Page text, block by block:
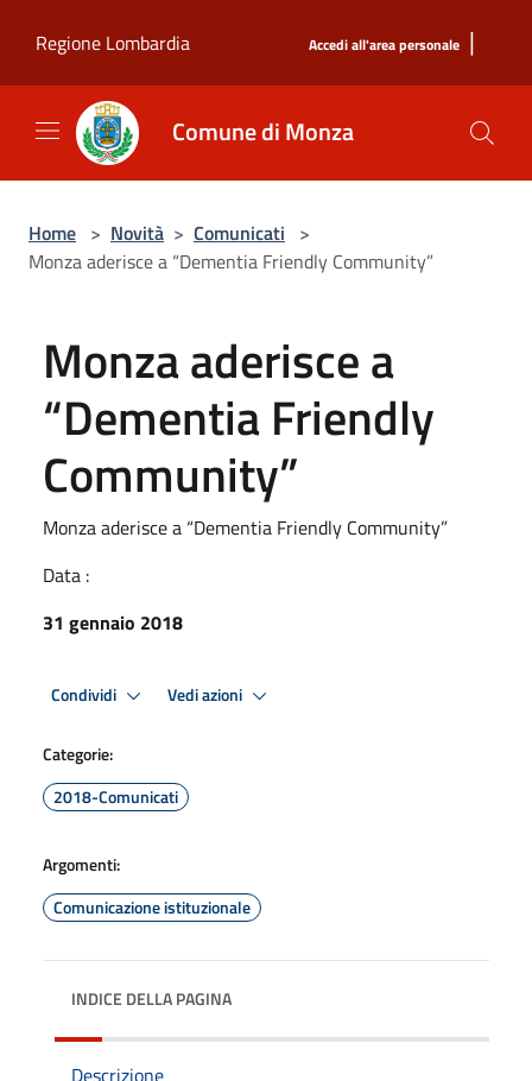
Regione Lombardia
Accedi all'area personale |
Comune di Monza
Home > Novità > Comunicati >
Monza aderisce a “Dementia Friendly Community”
Monza aderisce a
“Dementia Friendly
Community”
Monza aderisce a “Dementia Friendly Community”
Data :
31 gennaio 2018
Condividi Vedi azioni
Categorie:
2018-Comunicati
Argomenti:
Comunicazione istituzionale
INDICE DELLA PAGINA
Descrizione